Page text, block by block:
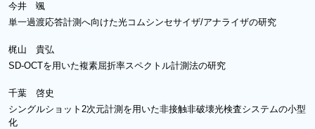
今井 颯
単一過渡応答計測へ向けた光コムシンセサイザ/アナライザの研究
梶山 貴弘
SD-OCTを用いた複素屈折率スペクトル計測法の研究
千葉 啓史
シングルショット2次元計測を用いた非接触非破壊光検査システムの小型
化